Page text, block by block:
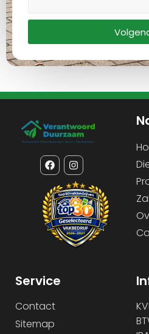
Service
Contact
Sitemap